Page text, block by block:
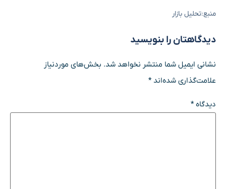
منبع:تحلیل بازار
دیدگاهتان را بنویسید
نشانی ایمیل شما منتشر نخواهد شد. بخش‌های موردنیاز
علامت‌گذاری شده‌اند*
دیدگاه*